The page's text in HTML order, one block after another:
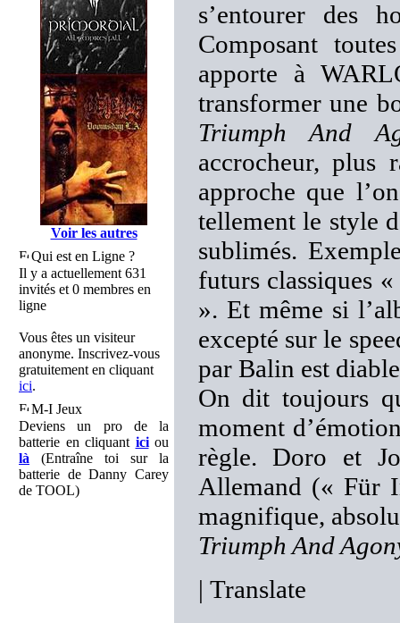
Voir les autres
Qui est en Ligne ?
Il y a actuellement 631
invités et 0 membres en
ligne
Vous êtes un visiteur
anonyme. Inscrivez-vous
gratuitement en cliquant
ici.
M-I Jeux
Deviens un pro de la
batterie en cliquant iciou
là (Entraîne toi sur la
batterie de Danny Carey
de TOOL)
s’entourer des
Composant
apporte à
transformer une
Triumph And
accrocheur,
approche que
tellement le style
sublimés.
futurs classiques
». Et même si
excepté sur le
par Balin est
On dit toujours
moment
règle. Doro et
Allemand (« Für
magnifique,
Triumph And
| Translate